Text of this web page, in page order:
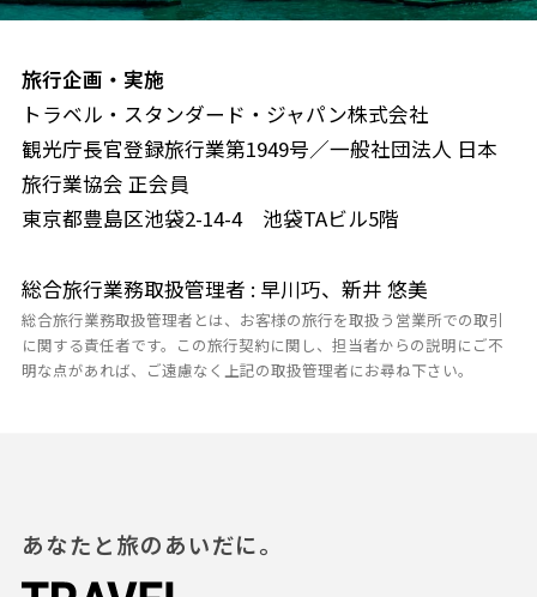
旅行企画・実施
トラベル・スタンダード・ジャパン株式会社
観光庁長官登録旅行業第1949号／一般社団法人 日本
旅行業協会 正会員
東京都豊島区池袋2-14-4 池袋TAビル5階
総合旅行業務取扱管理者 : 早川巧、新井 悠美
総合旅行業務取扱管理者とは、お客様の旅行を取扱う営業所での取引
に関する責任者です。この旅行契約に関し、担当者からの説明にご不
明な点があれば、ご遠慮なく上記の取扱管理者にお尋ね下さい。
あなたと旅のあいだに。